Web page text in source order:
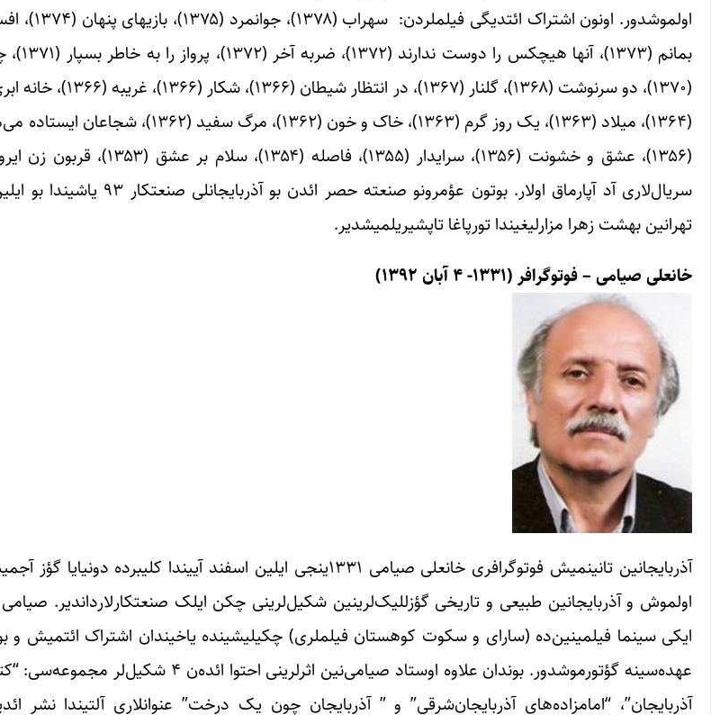
تهرانین بهشت زهرا مزارلیغیندا تورپاغا تاپشیریلمیشدیر.
خانعلی صیامی – فوتوگرافر (۱۳۳۱- ۴ آبان ۱۳۹۲)
آذربایجانین تانینمیش فوتوگرافری خانعلی صیامی ۱۳۳۱ینجی ایلین اسفند آییندا
اولموش و آذربایجانین طبیعی و تاریخی گؤزللیک‌لرینین شکیل‌لرینی چکن ایلک صنعتکارلارداندیر.
ایکی سینما فیلمینین‌ده (سارای و سکوت کوهستان فیلملری) چکیلیشینده یاخیندان اشتراک ائتمیش و
عهده‌سینه گؤتورموشدور. بوندان علاوه اوستاد
آذربایجان”، “امامزاده‌های آذربایجان‌شرقی” و ” آذربایجان چون یک درخت” عنوانلاری آلتیندا نشر